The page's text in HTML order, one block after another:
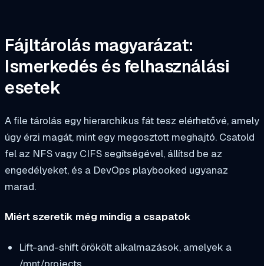
Fájltárolás magyarázat:
Ismerkedés és felhasználási
esetek
A file tárolás egy hierarchikus fát tesz elérhetővé, amely
úgy érzi magát, mint egy megosztott meghajtó. Csatold
fel az NFS vagy CIFS segítségével, állítsd be az
engedélyeket, és a DevOps playbooked ugyanaz
marad.
Miért szeretik még mindig a csapatok
Lift-and-shift örökölt alkalmazások, amelyek a